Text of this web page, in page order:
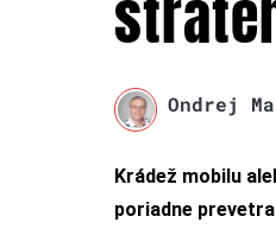
Ondrej
Krádež mobilu
poriadne